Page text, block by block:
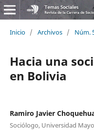
Inicio / Archivos / Núm.
Hacia una
en Bolivia
Ramiro Javier
Sociólogo, Universidad